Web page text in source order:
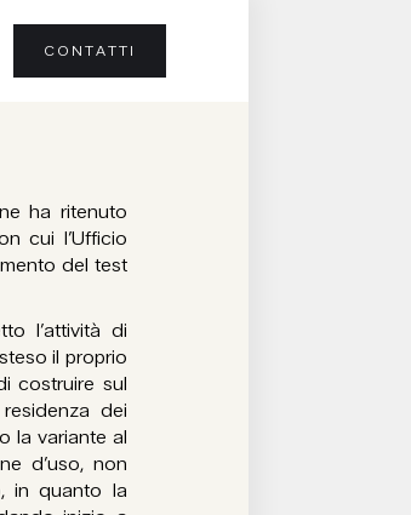
CONTATTI
ha ritenuto
cui l’Ufficio
del test
l’attività di
il proprio
costruire sul
dei
la variante al
d’uso, non
in quanto la